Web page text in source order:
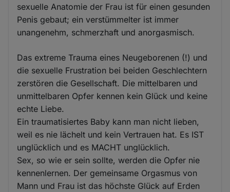
sexuelle Anatomie der Frau ist für einen gesunden
Penis gebaut; ein verstümmelter ist immer
unangenehm, schmerzhaft und anorgasmisch.
Das extreme Trauma eines Neugeborenen (!) und
die sexuelle Frustration bei beiden Geschlechtern
zerstören die Gesellschaft. Die mittelbaren und
unmittelbaren Opfer kennen kein Glück und keine
echte Liebe.
Ein traumatisiertes Baby kann man nicht lieben,
weil es nie lächelt und kein Vertrauen hat. Es IST
unglücklich und es MACHT unglücklich.
Sex, so wie er sein sollte, werden die Opfer nie
kennenlernen. Der gemeinsame Orgasmus von
Mann und Frau ist das höchste Glück auf Erden